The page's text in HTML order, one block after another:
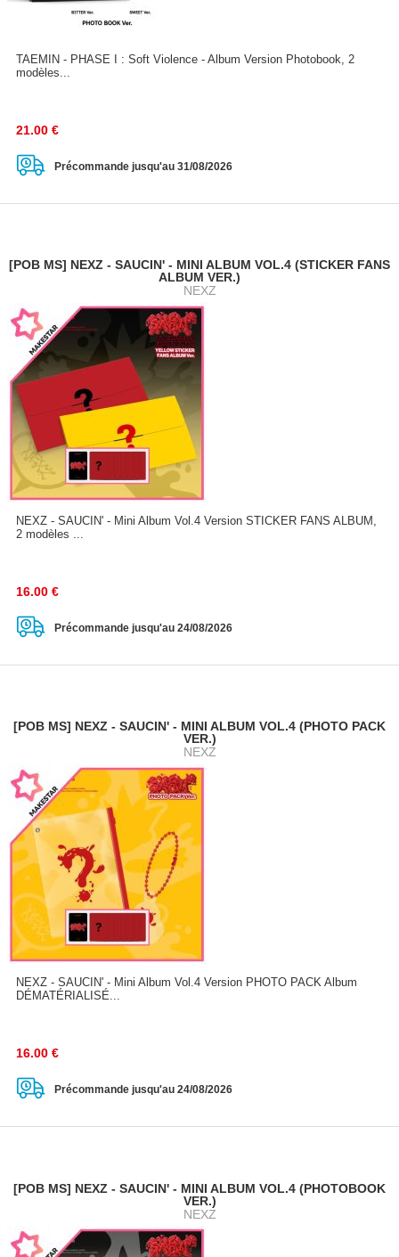
TAEMIN - PHASE I : Soft Violence - Album Version Photobook, 2
modèles...
21.00 €
Précommande jusqu'au 31/08/2026
[POB MS] NEXZ - SAUCIN' - MINI ALBUM VOL.4 (STICKER FANS
ALBUM VER.)
NEXZ
NEXZ - SAUCIN' - Mini Album Vol.4 Version STICKER FANS ALBUM,
2 modèles ...
16.00 €
Précommande jusqu'au 24/08/2026
[POB MS] NEXZ - SAUCIN' - MINI ALBUM VOL.4 (PHOTO PACK
VER.)
NEXZ
NEXZ - SAUCIN' - Mini Album Vol.4 Version PHOTO PACK Album
DÉMATÉRIALISÉ...
16.00 €
Précommande jusqu'au 24/08/2026
[POB MS] NEXZ - SAUCIN' - MINI ALBUM VOL.4 (PHOTOBOOK
VER.)
NEXZ